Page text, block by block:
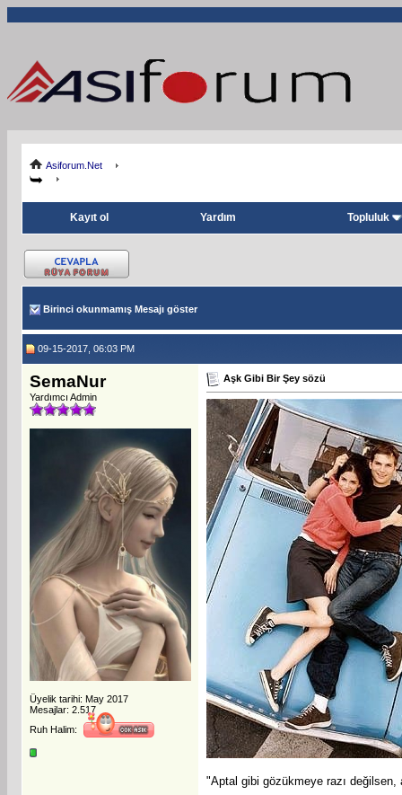
Asiforum.Net
Kayıt ol Yardım Topluluk
Birinci okunmamış Mesajı göster
09-15-2017, 06:03 PM
SemaNur
Yardımcı Admin
Üyelik tarihi: May 2017
Mesajlar: 2.517
Ruh Halim:
Aşk Gibi Bir Şey sözü
"Aptal gibi gözükmeye razı